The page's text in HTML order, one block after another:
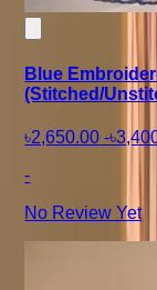
Blue
(Stitched/
৳2,650.00 -
-
No Review Yet